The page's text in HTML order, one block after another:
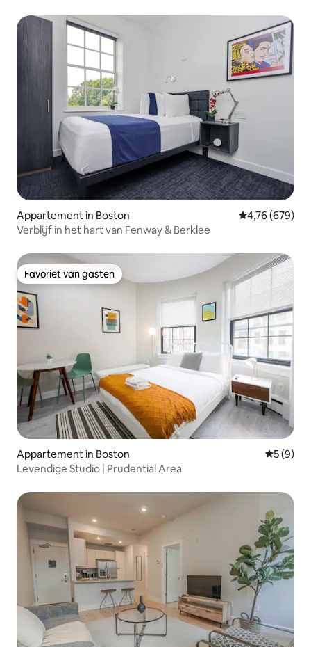
Appartement in Boston Gemiddelde
4,76 (679)
Verblijf in het hart van Fenway & Berklee
Favoriet van gasten
Favoriet van gasten
Appartement in Boston
5 (9)
Levendige Studio | Prudential Area